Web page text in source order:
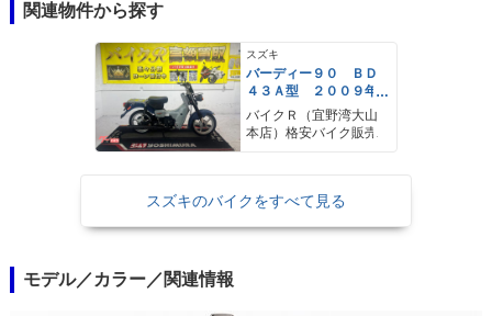
関連物件から探す
スズキ
バーディー９０ ＢＤ
４３Ａ型 ２００９年
モデル サイドスタン
ド センタースタン
ド リアキャリア
バイクＲ（宜野湾大山
本店）格安バイク販売
スズキのバイクをすべて見る
モデル／カラー／関連情報